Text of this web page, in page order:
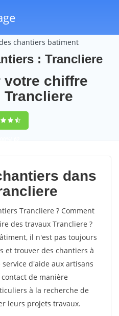
chantiers batiment
: Trancliere
votre chiffre
62
dans
Trancliere ? Comment
des travaux Trancliere ?
il n'est pas toujours
et trouver des chantiers à
d'aide aux artisans
de manière
à la recherche de
leurs projets travaux.